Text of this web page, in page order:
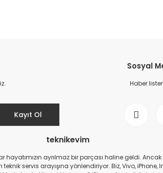
Kayıt Ol
Sosyal
Haber
teknikevim
hayatımızın ayrılmaz bir parçası haline geldi.
teknik servis arayışına yönlendiriyor. Biz, Vivo,